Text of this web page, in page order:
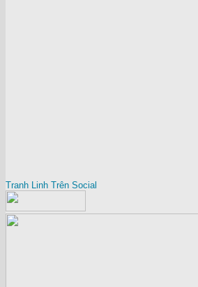
Tranh Linh Trên Social